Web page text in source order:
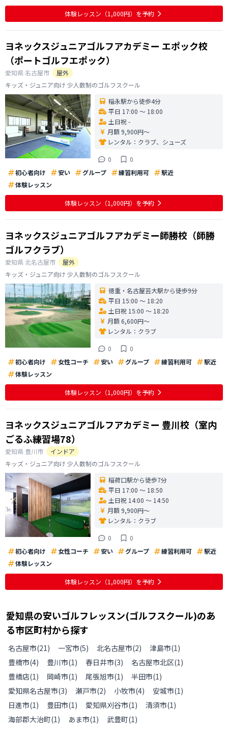
体験レッスン （1,000円） を予約
ヨネックスジュニアゴルフアカデミー エポック校
（ポートゴルフエポック）
愛知県名古屋市
屋外
キッズ・ジュニア向け 少人数制のゴルフスクール
稲永駅から徒歩4分
平日 17:00 〜 18:00
土日祝 -
月額 9,900円〜
レンタル： クラブ、シューズ
0
0
初心者向け
安い グループ 練習利用可
駅近
体験レッスン
体験レッスン （1,000円） を予約
ヨネックスジュニアゴルフアカデミー師勝校（師勝
ゴルフクラブ）
愛知県 北名古屋市
屋外
キッズ・ジュニア向け 少人数制のゴルフスクール
徳重・名古屋芸大駅から徒歩9分
平日 15:00 〜 18:20
土日祝 15:00 〜 18:20
月額 6,600円〜
レンタル： クラブ
0
0
初心者向け
女性コーチ 安い グループ 練習利用可
駅近
体験レッスン
体験レッスン （1,000円） を予約
ヨネックスジュニアゴルフアカデミー 豊川校（室内
ごるふ練習場78）
愛知県 豊川市
インドア
キッズ・ジュニア向け 少人数制のゴルフスクール
稲荷口駅から徒歩7分
平日 17:00 〜 18:50
土日祝 14:00 〜 14:50
月額 9,900円〜
レンタル： クラブ
0
0
初心者向け
女性コーチ 安い グループ 練習利用可
駅近
体験レッスン
体験レッスン （1,000円） を予約
愛知県の安いゴルフレッスン(ゴルフスクール)のあ
る市区町村から探す
名古屋市(21) 一宮市(5) 北名古屋市(2) 津島市(1)
豊橋市(4) 豊川市(1) 春日井市(3) 名古屋市北区(1)
豊橋店(1) 岡崎市(1) 尾張旭市(1) 半田市(1)
愛知県名古屋市(3) 瀬戸市(2) 小牧市(4) 安城市(1)
日進市(1) 豊田市(1) 愛知県刈谷市(1) 清須市(1)
海部郡大治町(1) あま市(1) 武豊町(1)